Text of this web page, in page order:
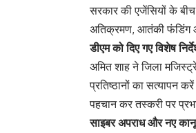
सरकार की एजेंसियों के
अतिक्रमण, आतंकी फंडिंग
डीएम को दिए गए विशेष
अमित शाह ने जिला
प्रतिष्ठानों का सत्यापन
पहचान कर तस्करी पर
साइबर अपराध और नए